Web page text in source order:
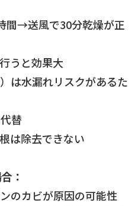
間→送風で30分乾燥が正
うと効果大
は水漏れリスクがあるた
替
は除去できない
：
のカビが原因の可能性